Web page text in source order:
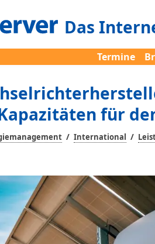
Das
Termine
für
/ International /